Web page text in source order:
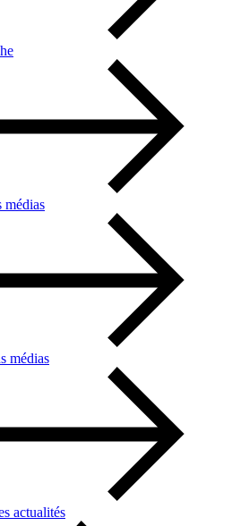
médias
médias
actualités